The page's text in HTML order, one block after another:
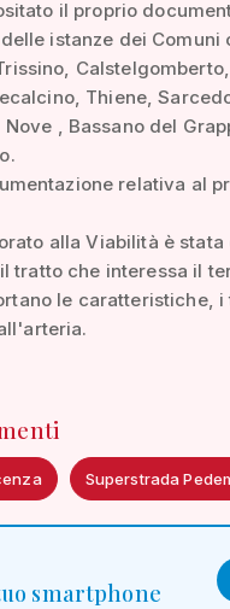
il proprio
istanze dei Comuni
Thiene,
, Bassano del
relativa al
alla Viabilità è
tratto che interessa il
le caratteristiche,
Superstrada
smartphone